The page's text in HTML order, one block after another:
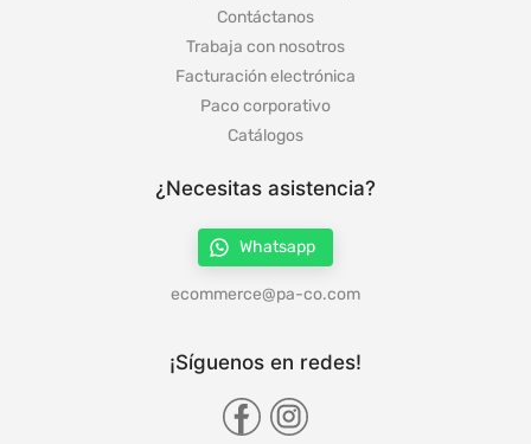
Contáctanos
Trabaja con nosotros
Facturación electrónica
Paco corporativo
Catálogos
¿Necesitas asistencia?
Whatsapp
ecommerce@pa-co.com
¡Síguenos en redes!